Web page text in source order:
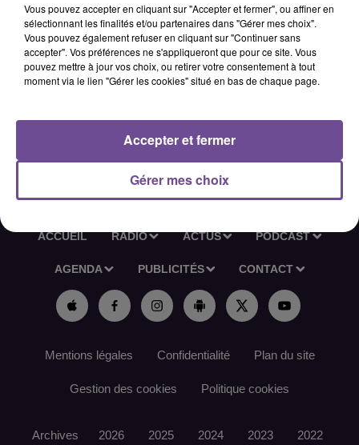
dans la boutique, renseignez et vendez les produits. Vous
réceptionnez et installez la marchandise en boutique. Vous
procédez aux encaissements des ventes. Vous devez avoir
un bon sens de la communication, aimer le travail en équipe
Référence de l’offre France Travail : 172BBSH
ACCUEIL RADIO ACTUS PODCAST
AGENDA PUBLICITÉS CONTACT
Mentions légales Confidentialité Plan du site
Gestion des cookies Politique cookies
Archives 2026 2025 2024 2023 2022
Vous pouvez accepter en cliquant sur "Accepter et fermer", ou affiner en
sélectionnant les finalités et/ou partenaires dans "Gérer mes choix".
Vous pouvez également refuser en cliquant sur "Continuer sans
accepter". Vos préférences ne s'appliqueront que pour ce site. Vous
pouvez mettre à jour vos choix, ou retirer votre consentement à tout
moment via le lien "Gérer les cookies" situé en bas de chaque page.
Gérer mes choix
Accepter et fermer